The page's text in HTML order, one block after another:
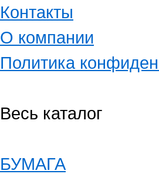
Контакты
О компании
Политика
Весь каталог
БУМАГА